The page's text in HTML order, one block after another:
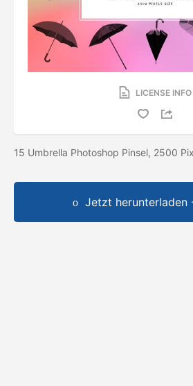
LICENSE INFO
15 Umbrella Photoshop Pinsel, 2500
Jetzt herunterladen